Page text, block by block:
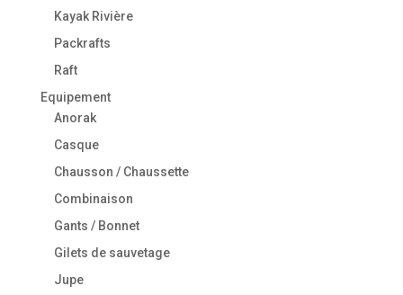
Kayak Rivière
Packrafts
Raft
Equipement
Anorak
Casque
Chausson / Chaussette
Combinaison
Gants / Bonnet
Gilets de sauvetage
Jupe